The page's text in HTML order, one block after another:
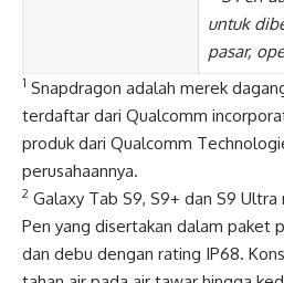
untuk
pasar,
1 Snapdragon adalah merek
terdaftar dari Qualcomm
produk dari Qualcomm
perusahaannya.
2 Galaxy Tab S9, S9+ dan S9
Pen yang disertakan dalam paket
dan debu dengan rating IP68.